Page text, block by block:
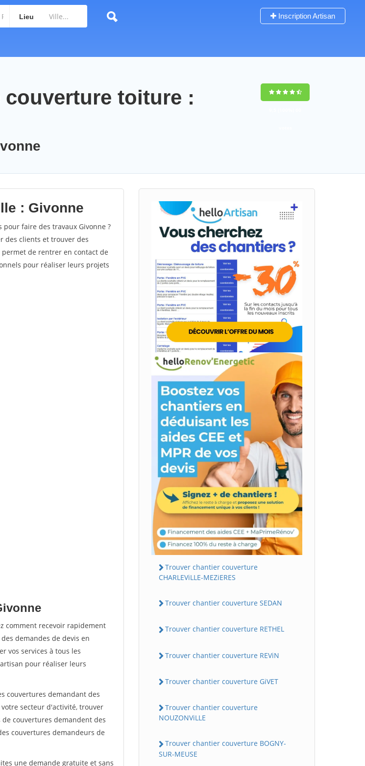
Lieu Inscription Artisan
toiture :
: Givonne
faire des travaux Givonne ?
des clients et trouver des
de rentrer en contact de
pour réaliser leurs projets
comment recevoir rapidement
demandes de devis en
vos services à tous les
pour réaliser leurs
couvertures demandant des
secteur d'activité, trouver
couvertures demandent des
couvertures demandeurs de
une demande gratuite et sans
Trouver chantier couverture
CHARLEViLLE-MEZiERES
Trouver chantier couverture SEDAN
Trouver chantier couverture RETHEL
Trouver chantier couverture REViN
Trouver chantier couverture GiVET
Trouver chantier couverture
NOUZONViLLE
Trouver chantier couverture BOGNY-
SUR-MEUSE